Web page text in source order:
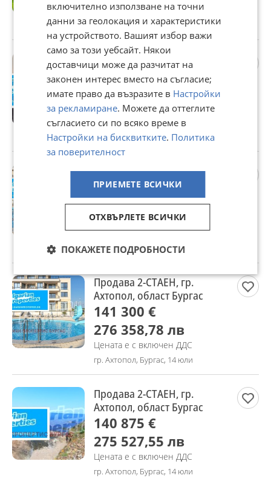
Цената е с включен ДДС
гр. Бургас, Банево, 14 юли
Продава 4-СТАЕН, гр.
Бургас, Долно Езерово
148 788 €
291 004,03 лв
Цената е с включен ДДС
гр. Бургас, Долно Езерово, 14 юли
Продава 2-СТАЕН, гр.
Ахтопол, област Бургас
151 848 €
296 988,87 лв
Цената е с включен ДДС
гр. Ахтопол, Бургас, 14 юли
Продава 2-СТАЕН, гр.
Ахтопол, област Бургас
141 300 €
276 358,78 лв
Цената е с включен ДДС
гр. Ахтопол, Бургас, 14 юли
Продава 2-СТАЕН, гр.
Ахтопол, област Бургас
140 875 €
275 527,55 лв
Цената е с включен ДДС
гр. Ахтопол, Бургас, 14 юли
включително използване на точни
данни за геолокация и характеристики
на устройството. Вашият избор важи
само за този уебсайт. Някои
доставчици може да разчитат на
законен интерес вместо на съгласие;
имате право да възразите в Настройки
за рекламиране. Можете да оттеглите
съгласието си по всяко време в
Настройки на бисквитките. Политика
за поверителност
ПРИЕМЕТЕ ВСИЧКИ
ОТХВЪРЛЕТЕ ВСИЧКИ
ПОКАЖЕТЕ ПОДРОБНОСТИ